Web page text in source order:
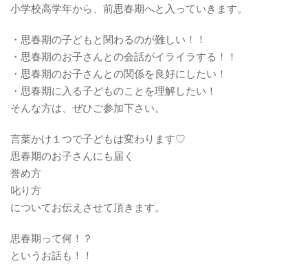
小学校高学年から、前思春期へと入っていきます。
・思春期の子どもと関わるのが難しい！！
・思春期のお子さんとの会話がイライラする！！
・思春期のお子さんとの関係を良好にしたい！
・思春期に入る子どものことを理解したい！
そんな方は、ぜひご参加下さい。
言葉かけ１つで子どもは変わります♡
思春期のお子さんにも届く
誉め方
叱り方
についてお伝えさせて頂きます。
思春期って何！？
というお話も！！